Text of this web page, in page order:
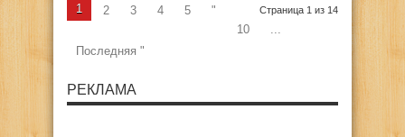
Страница 1 из 14
1 2 3 4 5
"
10
Последняя "
РЕКЛАМА